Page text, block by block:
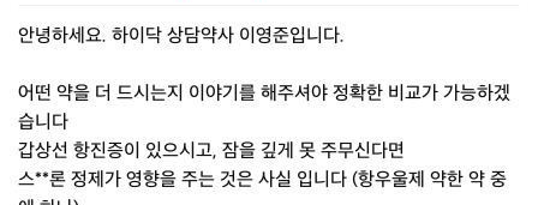
안녕하세요. 하이닥 상담약사 이영준입니다.
어떤 약을 더 드시는지 이야기를 해주셔야 정확한 비교가 가능하겠
습니다
갑상선 항진증이 있으시고, 잠을 깊게 못 주무신다면
스**론 정제가 영향을 주는 것은 사실 입니다 (항우울제 약한 약 중